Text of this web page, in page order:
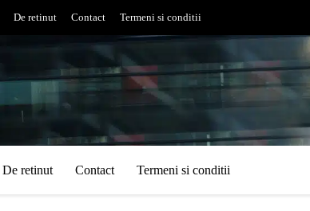
De retinut Contact Termeni si conditii
De retinut Contact Termeni si conditii